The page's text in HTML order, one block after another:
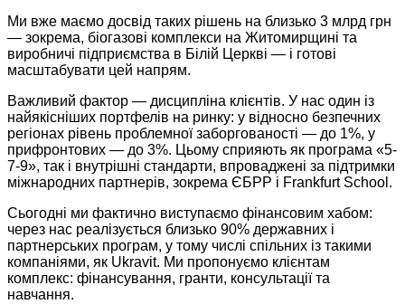
Ми вже маємо досвід таких рішень на близько 3 млрд грн
— зокрема, біогазові комплекси на Житомирщині та
виробничі підприємства в Білій Церкві — і готові
масштабувати цей напрям.
Важливий фактор — дисципліна клієнтів. У нас один із
найякісніших портфелів на ринку: у відносно безпечних
регіонах рівень проблемної заборгованості — до 1%, у
прифронтових — до 3%. Цьому сприяють як програма «5-
7-9», так і внутрішні стандарти, впроваджені за підтримки
міжнародних партнерів, зокрема ЄБРР і Frankfurt School.
Сьогодні ми фактично виступаємо фінансовим хабом:
через нас реалізується близько 90% державних і
партнерських програм, у тому числі спільних із такими
компаніями, як Ukravit. Ми пропонуємо клієнтам
комплекс: фінансування, гранти, консультації та
навчання.